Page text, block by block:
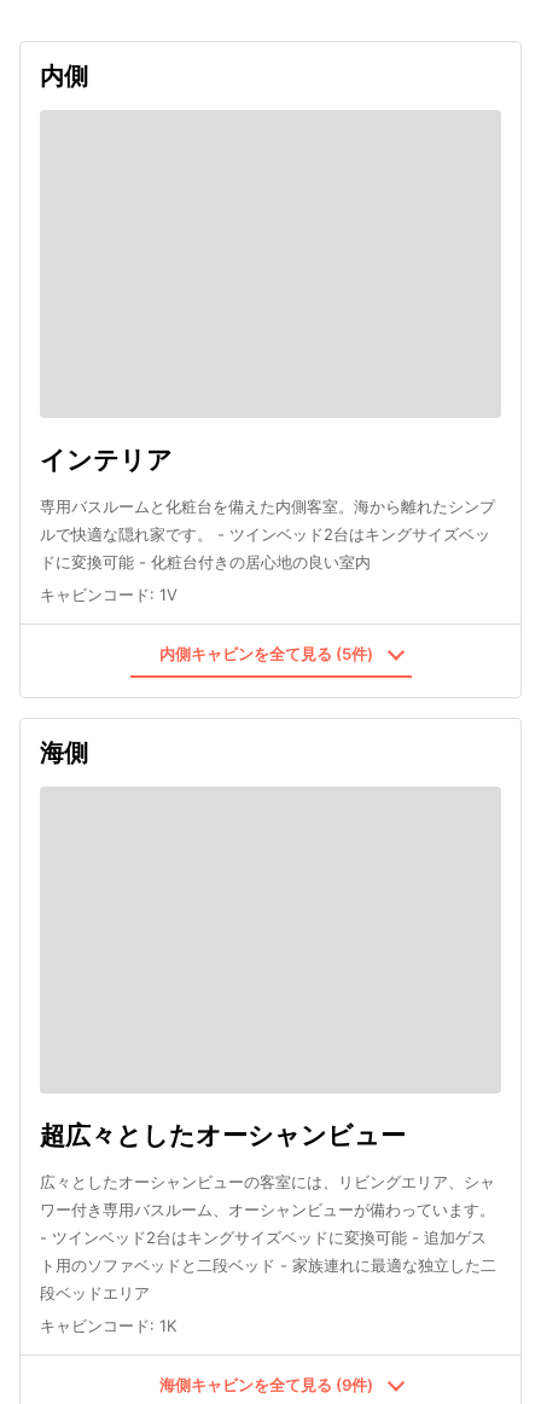
内側
インテリア
専用バスルームと化粧台を備えた内側客室。海から離れたシンプ
ルで快適な隠れ家です。 - ツインベッド2台はキングサイズベッ
ドに変換可能 - 化粧台付きの居心地の良い室内
キャビンコード: 1V
内側キャビンを全て見る (5件)
海側
超広々としたオーシャンビュー
広々としたオーシャンビューの客室には、リビングエリア、シャ
ワー付き専用バスルーム、オーシャンビューが備わっています。
- ツインベッド2台はキングサイズベッドに変換可能 - 追加ゲス
ト用のソファベッドと二段ベッド - 家族連れに最適な独立した二
段ベッドエリア
キャビンコード: 1K
海側キャビンを全て見る (9件)